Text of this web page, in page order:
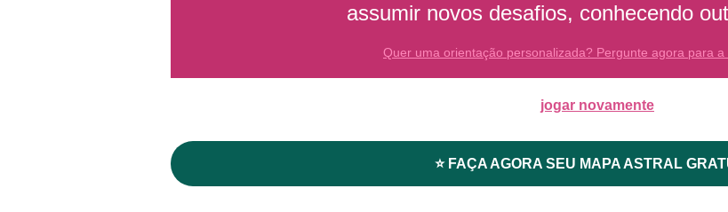
assumir novos desafios, conhecendo
Quer uma orientação personalizada? Pergunte agora para a
jogar novamente
⭐ FAÇA AGORA SEU MAPA ASTRAL